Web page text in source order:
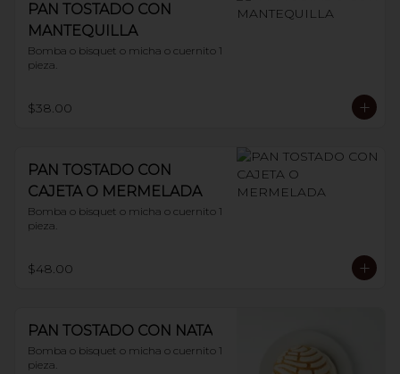
PAN TOSTADO CON
MANTEQUILLA
Bomba o bisquet o micha o cuernito 1
pieza.
$38.00
PAN TOSTADO CON
CAJETA O MERMELADA
Bomba o bisquet o micha o cuernito 1
pieza.
$48.00
PAN TOSTADO CON NATA
Bomba o bisquet o micha o cuernito 1
pieza.